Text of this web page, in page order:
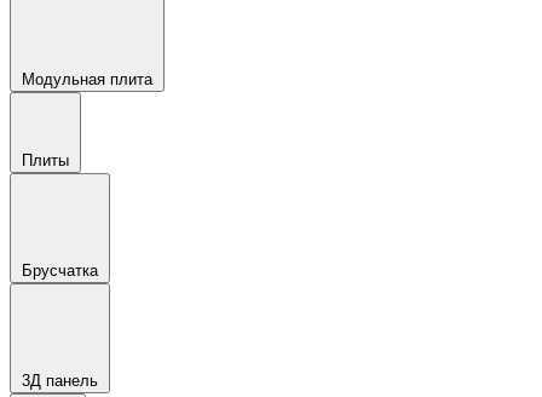
Модульная плита
Плиты
Брусчатка
3Д панель